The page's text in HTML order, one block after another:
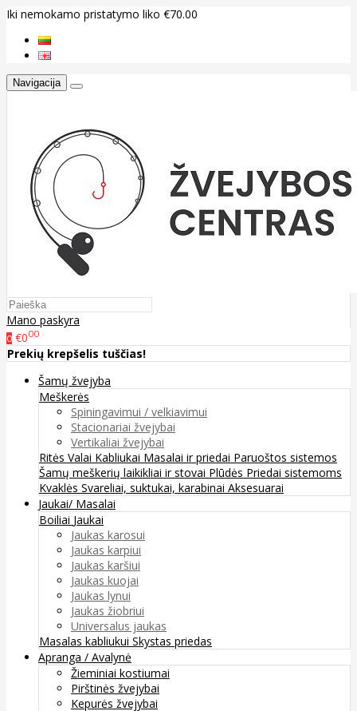
Iki nemokamo pristatymo liko €70.00
Navigacija
Mano paskyra
0 €000
Prekių krepšelis tuščias!
Šamų žvejyba
Meškerės
Spiningavimui / velkiavimui
Stacionariai žvejybai
Vertikaliai žvejybai
Ritės Valai Kabliukai Masalai ir priedai Paruoštos sistemos
Šamų meškerių laikikliai ir stovai Plūdės Priedai sistemoms
Kvaklės Svareliai, suktukai, karabinai Aksesuarai
Jaukai/ Masalai
Boiliai Jaukai
Jaukas karosui
Jaukas karpiui
Jaukas karšiui
Jaukas kuojai
Jaukas lynui
Jaukas žiobriui
Universalus jaukas
Masalas kabliukui Skystas priedas
Apranga / Avalynė
Žieminiai kostiumai
Pirštinės žvejybai
Kepurės žvejybai